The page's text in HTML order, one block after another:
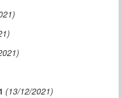
(13/12/2021)